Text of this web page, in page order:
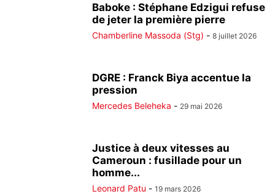
Baboke : Stéphane Edzigui refuse
de jeter la première pierre
Chamberline Massoda (Stg) - 8 juillet 2026
DGRE : Franck Biya accentue la
pression
Mercedes Beleheka - 29 mai 2026
Justice à deux vitesses au
Cameroun : fusillade pour un
homme...
Leonard Patu - 19 mars 2026